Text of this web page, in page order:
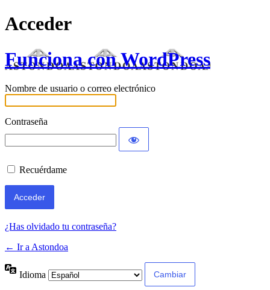
Acceder
Funciona con WordPress
Nombre de usuario o correo electrónico
Contraseña
Recuérdame
¿Has olvidado tu contraseña?
← Ir a Astondoa
Idioma